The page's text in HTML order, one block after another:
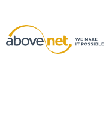
contenido